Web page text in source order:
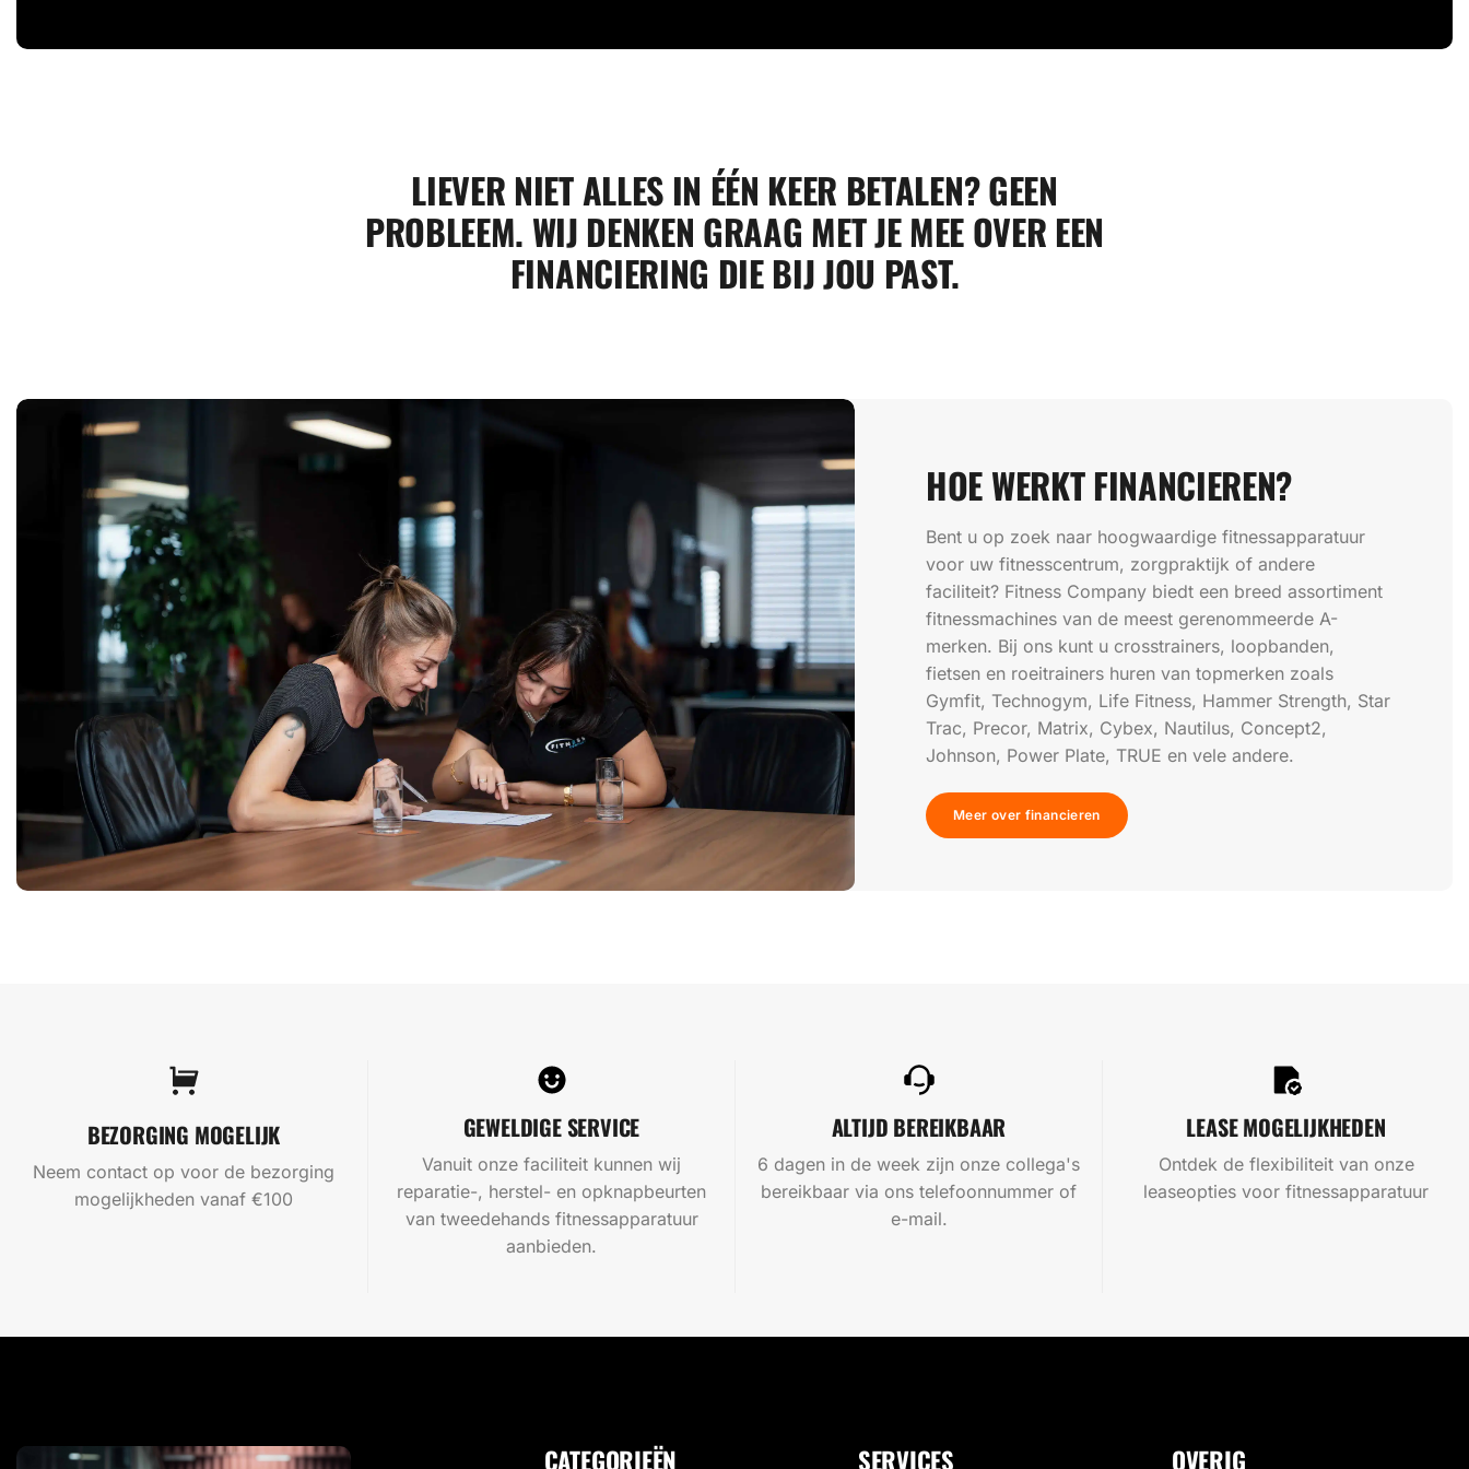
LIEVER NIET ALLES IN ÉÉN KEER BETALEN? GEEN
PROBLEEM. WIJ DENKEN GRAAG MET JE MEE OVER EEN
FINANCIERING DIE BIJ JOU PAST.
HOE WERKT FINANCIEREN?
Bent u op zoek naar hoogwaardige fitnessapparatuur
voor uw fitnesscentrum, zorgpraktijk of andere
faciliteit? Fitness Company biedt een breed assortiment
fitnessmachines van de meest gerenommeerde A-
merken. Bij ons kunt u crosstrainers, loopbanden,
fietsen en roeitrainers huren van topmerken zoals
Gymfit, Technogym, Life Fitness, Hammer Strength, Star
Trac, Precor, Matrix, Cybex, Nautilus, Concept2,
Johnson, Power Plate, TRUE en vele andere.
Meer over financieren
BEZORGING MOGELIJK
Neem contact op voor de bezorging
mogelijkheden vanaf €100
GEWELDIGE SERVICE
Vanuit onze faciliteit kunnen wij
reparatie-, herstel- en opknapbeurten
van tweedehands fitnessapparatuur
aanbieden.
ALTIJD BEREIKBAAR
6 dagen in de week zijn onze collega's
bereikbaar via ons telefoonnummer of
e-mail.
LEASE MOGELIJKHEDEN
Ontdek de flexibiliteit van onze
leaseopties voor fitnessapparatuur
CATEGORIEËN SERVICES OVERIG